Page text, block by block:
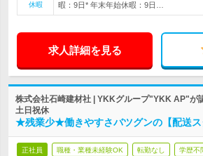
休暇
暇：9日* 年末年始休暇：9日…
求人詳細を見る
株式会社石崎建材社 | YKKグループ"YKK AP"が
土日祝休
★残業少★働きやすさバツグンの【配送ス
正社員 職種・業種未経験OK 転勤なし 学歴不